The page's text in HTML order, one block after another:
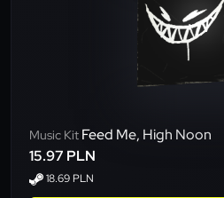
Music Kit Feed Me, High Noon
15.97 PLN
18.69 PLN